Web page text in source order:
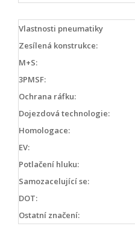
Vlastnosti pneumatiky
Zesílená konstrukce:
M+S:
3PMSF:
Ochrana ráfku:
Dojezdová technologie:
Homologace:
EV:
Potlačení hluku:
Samozacelující se:
DOT:
Ostatní značení: